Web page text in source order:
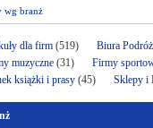
wg branż
dla firm (519)
Biura
muzyczne (31)
Firmy
książki i prasy (45) Sklepy i